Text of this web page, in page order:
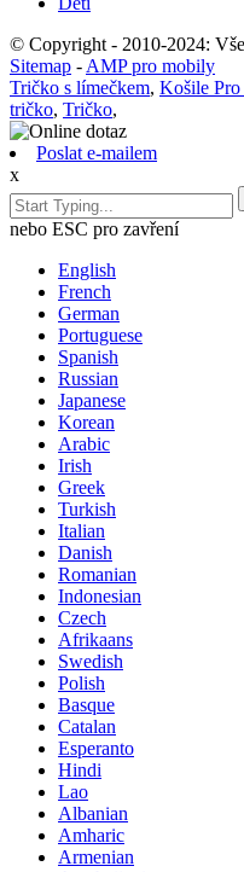
© Copyright - 2010-2024:
Sitemap - AMP pro mobily
Tričko s límečkem, Košile
tričko, Tričko,
Poslat e-mailem
x
nebo ESC pro zavření
English
French
German
Portuguese
Spanish
Russian
Japanese
Korean
Arabic
Irish
Greek
Turkish
Italian
Danish
Romanian
Indonesian
Czech
Afrikaans
Swedish
Polish
Basque
Catalan
Esperanto
Hindi
Lao
Albanian
Amharic
Armenian